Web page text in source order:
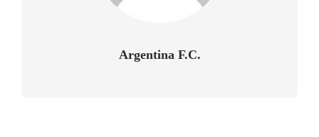
Argentina F.C.